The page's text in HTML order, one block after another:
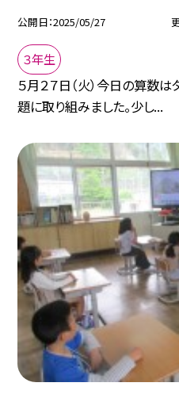
公開日 2025/05/27
３年生
５月２７日（火）今日の算数
題に取り組みました。少し...